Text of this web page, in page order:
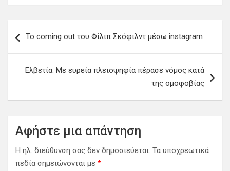
To coming out του Φίλιπ Σκόφιλντ μέσω instagram
Ελβετία: Με ευρεία πλειοψηφία πέρασε νόμος κατά
της ομοφοβίας
Αφήστε μια απάντηση
Η ηλ. διεύθυνση σας δεν δημοσιεύεται. Τα υποχρεωτικά
πεδία σημειώνονται με *